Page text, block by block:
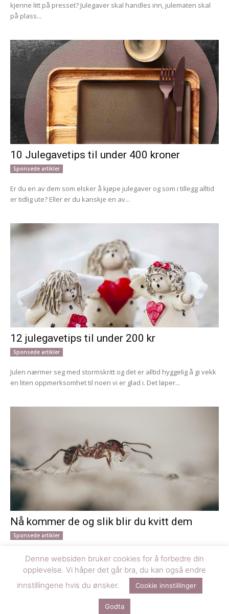
kjenne litt på presset? Julegaver skal handles inn, julematen skal
på plass...
10 Julegavetips til under 400 kroner
Sponsede artikler
Er du en av dem som elsker å kjøpe julegaver og som i tillegg alltid
er tidlig ute? Eller er du kanskje en av...
12 julegavetips til under 200 kr
Sponsede artikler
Julen nærmer seg med stormskritt og det er alltid hyggelig å gi vekk
en liten oppmerksomhet til noen vi er glad i. Det løper...
Nå kommer de og slik blir du kvitt dem
Sponsede artikler
Når våren melder sin ankomst med varmere dager og netter, kan
du være helt sikker på at også mauren våkner til liv. Mauren er...
© Denne siden er driftet av Happy Media AS og designet av
Schur AS
Denne websiden bruker cookies for å forbedre din
opplevelse. Vi håper det går bra, du kan også endre
innstillingene hvis du ønsker.
Cookie innstillinger
Godta